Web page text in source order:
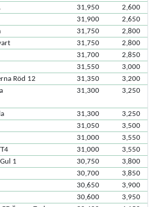
31,950
2,600
31,900
2,650
31,750
2,800
31,750
2,800
31,700
2,850
31,550
3,000
Röd 12 31,350
3,200
31,300 3,250
31,300
3,250
31,050
3,500
31,000
3,550
31,000
3,550
1 30,750
3,800
30,700
3,850
30,650
3,900
30,600
3,950